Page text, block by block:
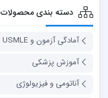
دسته بندی محصولات
آمادگی آزمون و USMLE
آموزش پزشکی
آناتومی و فیزیولوژی